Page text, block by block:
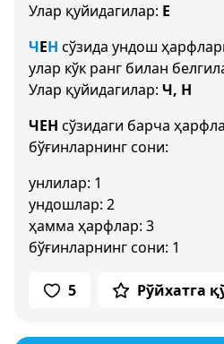
Улар қуйидагилар: Е
ЧЕН сўзида ундош
улар кўк ранг билан
Улар қуйидагилар: Ч, Н
ЧЕН сўзидаги барча
бўғинларнинг сони:
унлилар: 1
ундошлар: 2
ҳамма ҳарфлар: 3
бўғинларнинг сони: 1
5 Рўйхатга